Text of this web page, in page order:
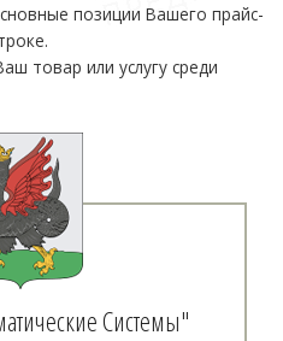
позиции Вашего прайс-
товар или услугу среди
Системы"